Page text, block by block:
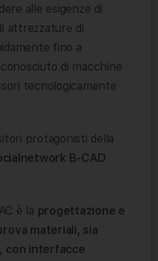
alle esigenze di
attrezzature di
fino a
di macchine
tecnologicamente
protagonisti della
B-CAD
è la progettazione e
materiali, sia
con interfacce